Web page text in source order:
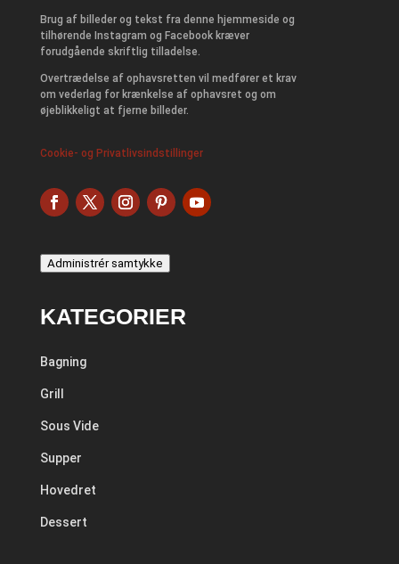
Brug af billeder og tekst fra denne hjemmeside og
tilhørende Instagram og Facebook kræver
forudgående skriftlig tilladelse.
Overtrædelse af ophavsretten vil medfører et krav
om vederlag for krænkelse af ophavsret og om
øjeblikkeligt at fjerne billeder.
Cookie- og Privatlivsindstillinger
Administrér samtykke
KATEGORIER
Bagning
Grill
Sous Vide
Supper
Hovedret
Dessert